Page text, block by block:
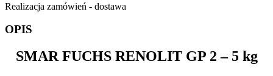
Realizacja zamówień - dostawa
OPIS
SMAR FUCHS RENOLIT GP 2 – 5 kg